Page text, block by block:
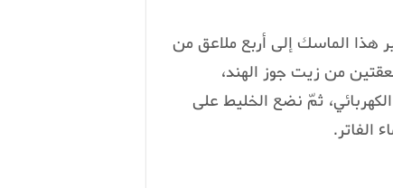
هذا الماسك إلى أربع ملاعق من
من زيت جوز الهند،
ثمّ نضع الخليط على
الفاتر.